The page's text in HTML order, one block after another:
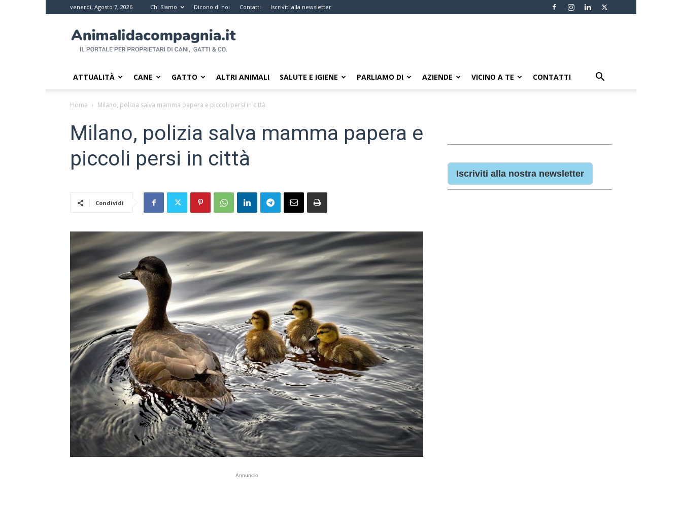
venerdì, Agosto 7, 2026 Chi Siamo Dicono di noi Contatti Iscriviti alla newsletter
da
compagnia
Il
i
proprietari
di
ATTUALITÀ CANE GATTO ALTRI ANIMALI SALUTE E IGIENE PARLIAMO DI AZIENDE VICINO A TE CONTATTI
Home Milano, polizia salva mamma papera e piccoli persi in città
Milano, polizia salva mamma papera e
piccoli persi in città
Condividi
Annuncio
Iscriviti alla nostra newsletter